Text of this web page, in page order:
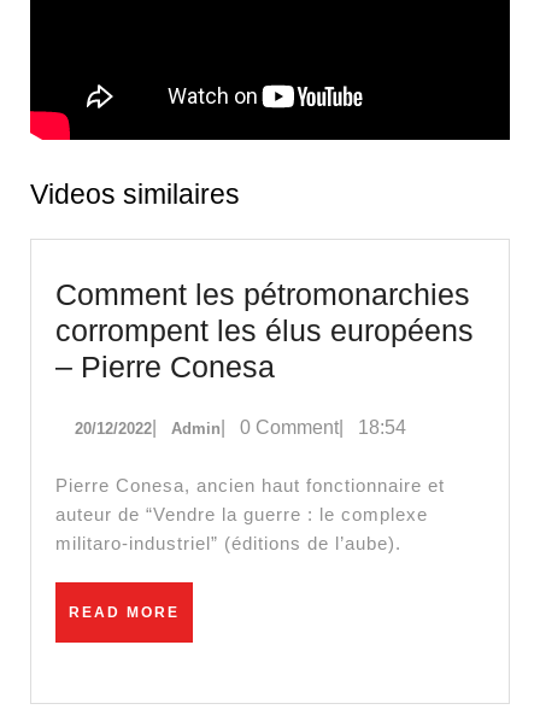
Videos similaires
Comment les pétromonarchies
corrompent les élus européens
– Pierre Conesa
pétromonarchies
corrompent
les
élus
20/12/202220/12/2022
AdminAdmin
0 Comment 18:54
Pierre Conesa, ancien haut fonctionnaire et
auteur de “Vendre la guerre : le complexe
militaro-industriel” (éditions de l’aube).
READ MORE